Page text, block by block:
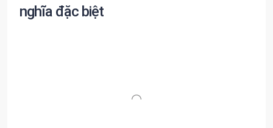
nghĩa đặc biệt